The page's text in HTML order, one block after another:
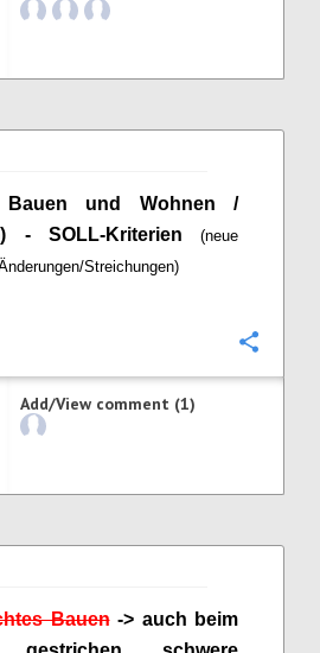
Bauen und Wohnen /
- SOLL-Kriterien (neue
Streichungen)
Add/View comment (1)
Bauen-> auch beim